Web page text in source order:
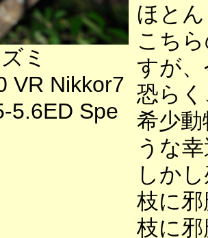
ミ
VR Nikkor7
5.6ED Spe
ほと
こち
すが
恐ら
希少
うな
しか
枝に
枝に